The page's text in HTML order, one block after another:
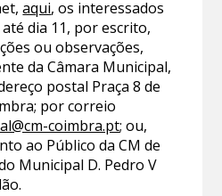
aqui, os interessados
dia 11, por escrito,
ou observações,
da Câmara Municipal,
postal Praça 8 de
por correio
coimbra.pt; ou,
ao Público da CM de
Municipal D. Pedro V